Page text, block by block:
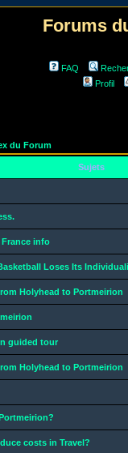
Forums
FAQ
Profil
du Forum
Sujets
info
Loses Its
Holyhead to Portmeirion
guided tour
Holyhead to Portmeirion
costs in Travel?